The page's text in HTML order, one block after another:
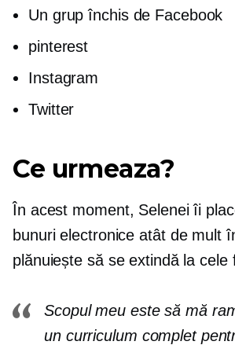
Un grup închis de Facebook
pinterest
Instagram
Twitter
Ce urmeaza?
În acest moment, Selenei îi
bunuri electronice atât de mult
plănuiește să se extindă la cele
Scopul meu este să mă
un curriculum complet